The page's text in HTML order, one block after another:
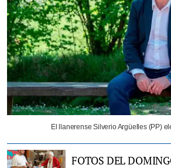
El llanerense Silverio Argüelles (PP)
FOTOS DEL